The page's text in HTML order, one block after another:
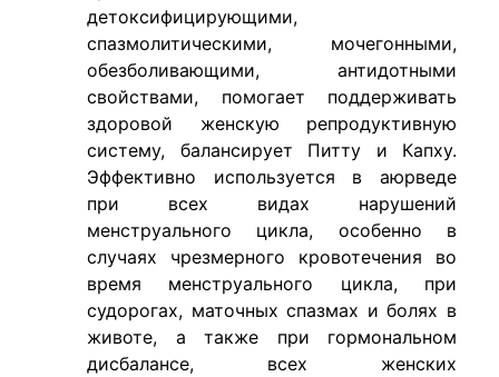
детоксифицирующими,
спазмолитическими, мочегонными,
обезболивающими, антидотными
свойствами, помогает поддерживать
здоровой женскую репродуктивную
систему, балансирует Питту и Капху.
Эффективно используется в аюрведе
при всех видах нарушений
менструального цикла, особенно в
случаях чрезмерного кровотечения во
время менструального цикла, при
судорогах, маточных спазмах и болях в
животе, а также при гормональном
дисбалансе, всех женских